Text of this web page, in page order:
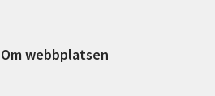
Om webbplatsen